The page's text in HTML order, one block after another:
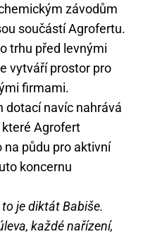
závodům
součástí Agrofertu.
trhu před levnými
vytváří prostor pro
firmami.
dotací navíc nahrává
Agrofert
na půdu pro aktivní
koncernu
je diktát Babiše.
každé nařízení,